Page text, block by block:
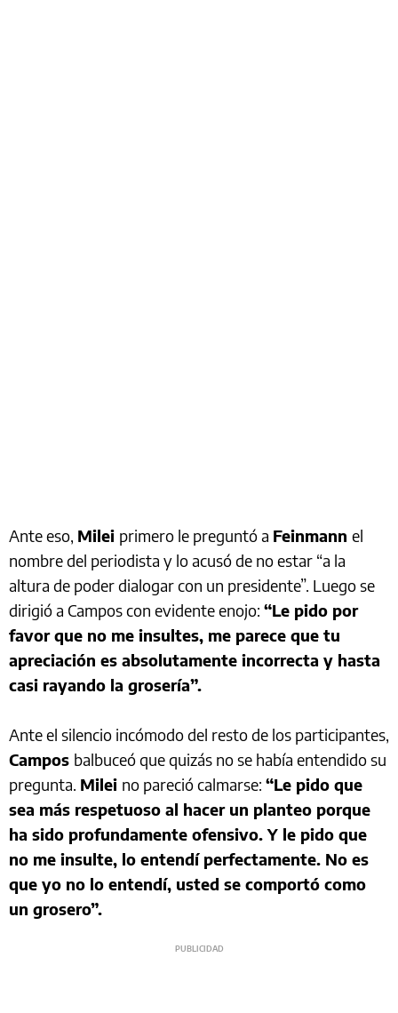
Ante eso, Milei primero le preguntó a Feinmann el
nombre del periodista y lo acusó de no estar “a la
altura de poder dialogar con un presidente”. Luego se
dirigió a Campos con evidente enojo: “Le pido por
favor que no me insultes, me parece que tu
apreciación es absolutamente incorrecta y hasta
casi rayando la grosería”.
Ante el silencio incómodo del resto de los participantes,
Campos balbuceó que quizás no se había entendido su
pregunta. Milei no pareció calmarse: “Le pido que
sea más respetuoso al hacer un planteo porque
ha sido profundamente ofensivo. Y le pido que
no me insulte, lo entendí perfectamente. No es
que yo no lo entendí, usted se comportó como
un grosero”.